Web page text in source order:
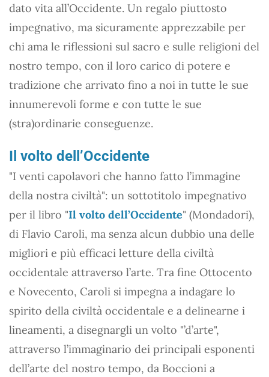
dato vita all’Occidente. Un regalo piuttosto
impegnativo, ma sicuramente apprezzabile per
chi ama le riflessioni sul sacro e sulle religioni del
nostro tempo, con il loro carico di potere e
tradizione che arrivato fino a noi in tutte le sue
innumerevoli forme e con tutte le sue
(stra)ordinarie conseguenze.
Il volto dell’Occidente
"I venti capolavori che hanno fatto l’immagine
della nostra civiltà": un sottotitolo impegnativo
per il libro "Il volto dell’Occidente" (Mondadori),
di Flavio Caroli, ma senza alcun dubbio una delle
migliori e più efficaci letture della civiltà
occidentale attraverso l’arte. Tra fine Ottocento
e Novecento, Caroli si impegna a indagare lo
spirito della civiltà occidentale e a delinearne i
lineamenti, a disegnargli un volto "’d’arte",
attraverso l’immaginario dei principali esponenti
dell’arte del nostro tempo, da Boccioni a